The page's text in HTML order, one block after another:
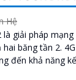
Hệ
là giải pháp
băng tần 2.
đến khả năng